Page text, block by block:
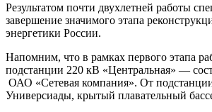
Результатом почти двухлетней работы
завершение значимого этапа
энергетики России.
Напомним, что в рамках первого этапа
подстанции 220 кВ «Центральная» —
ОАО «Сетевая компания». От
Универсиады, крытый плавательный